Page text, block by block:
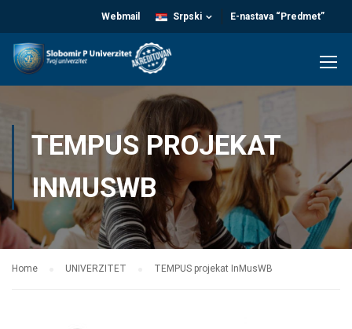
E-nastava “Predmet”
Srpski
Webmail
TEMPUS PROJEKAT
INMUSWB
Home UNIVERZITET TEMPUS projekat InMusWB